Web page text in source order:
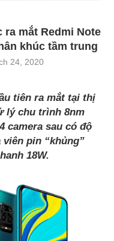
mắt Redmi Note
khúc tầm trung
24, 2020
tiên ra mắt tại thị
lý chu trình 8nm
camera sau có độ
viên pin “khủng”
18W.